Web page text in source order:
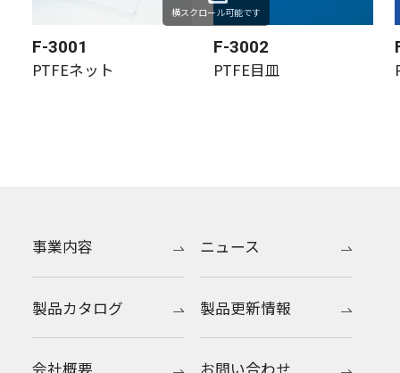
F-3001
PTFEネット
F-3002
PTFE目皿
横スクロール可能です
事業内容
製品カタログ
ニュース
製品更新情報